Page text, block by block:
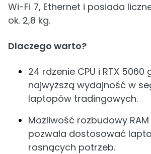
Wi-Fi 7, Ethernet i posiada
ok. 2,8 kg.
Dlaczego warto?
24 rdzenie CPU i RTX
najwyższą wydajność w
laptopów tradingowych.
Możliwość rozbudowy RAM
pozwala dostosować
rosnących potrzeb.